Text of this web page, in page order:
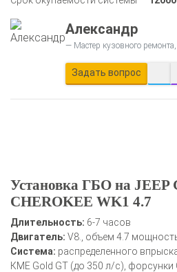
Александр
Мастер кузовного
Задать вопрос
Установка ГБО на JEEP
CHEROKEE WK1 4.7
Длительность: 6-7 часов
Двигатель: V8., объем 4.7
Система: распределенного
КМЕ Gold GT (до 350 л/с), форсунки